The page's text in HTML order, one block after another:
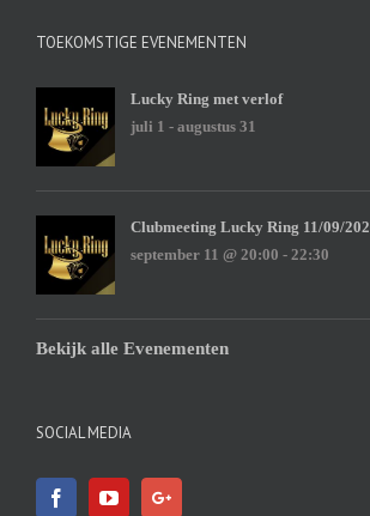
TOEKOMSTIGE EVENEMENTEN
Lucky Ring met verlof
juli 1 - augustus 31
Clubmeeting Lucky Ring 11/09/
september 11 @ 20:00 - 22:30
Bekijk alle Evenementen
SOCIAL MEDIA